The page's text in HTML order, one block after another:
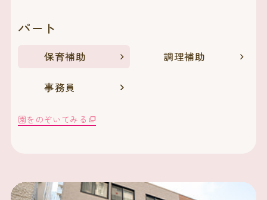
パート
保育補助 調理補助
事務員
園をのぞいてみる